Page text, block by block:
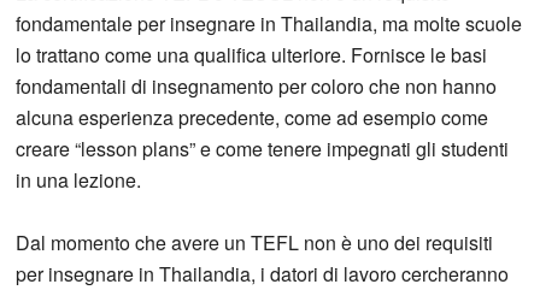
fondamentale per insegnare in Thailandia, ma molte scuole
lo trattano come una qualifica ulteriore. Fornisce le basi
fondamentali di insegnamento per coloro che non hanno
alcuna esperienza precedente, come ad esempio come
creare “lesson plans” e come tenere impegnati gli studenti
in una lezione.
Dal momento che avere un TEFL non è uno dei requisiti
per insegnare in Thailandia, i datori di lavoro cercheranno